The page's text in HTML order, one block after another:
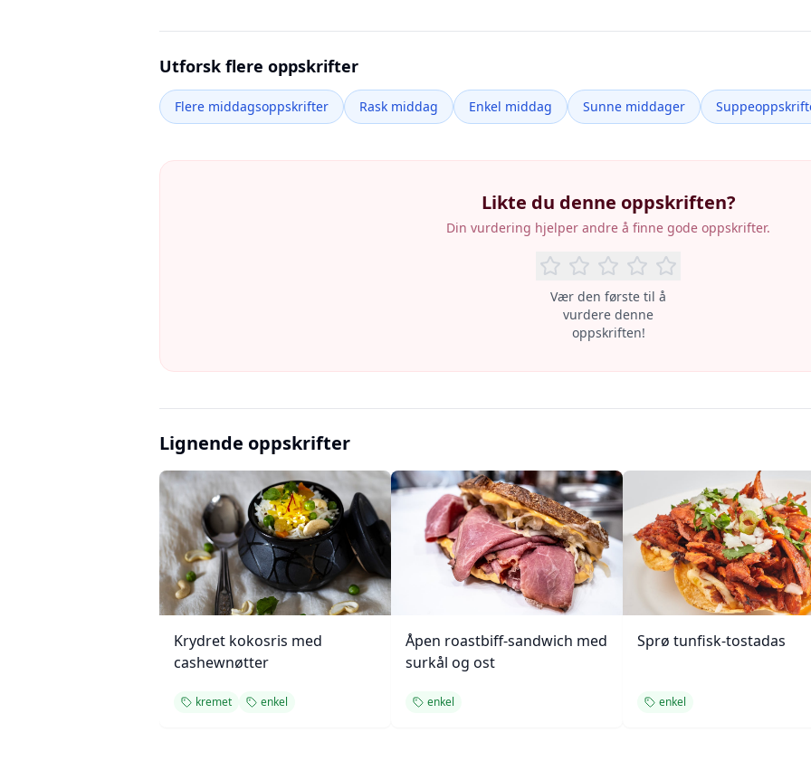
Utforsk flere oppskrifter
Flere middagsoppskrifter Rask middag Enkel middag Sunne middager
Likte du denne oppskriften?
Din vurdering hjelper andre å finne gode oppskrifter.
Vær den første til å
vurdere denne
oppskriften!
Lignende oppskrifter
Krydret kokosris med
cashewnøtter
kremet enkel
Åpen roastbiff-sandwich med
surkål og ost
enkel
Sprø tunfisk-tostadas
enkel